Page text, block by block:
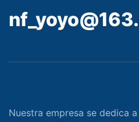
Nuestra empresa se dedica a